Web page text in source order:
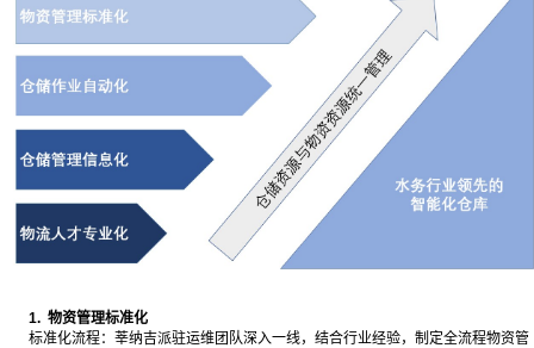
1. 物资管理标准化
标准化流程：莘纳吉派驻运维团队深入一线，结合行业经验，制定全流程物资管